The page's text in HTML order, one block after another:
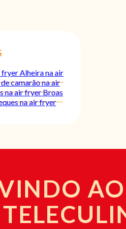
fryerAlheira na air
camarão na air
na air fryerBroas
na air fryer